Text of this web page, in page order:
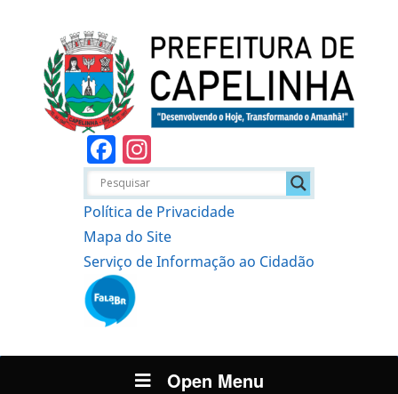
Facebook
Política de Privacidade
Mapa do Site
Serviço de Informação ao Cidadão
Open Menu